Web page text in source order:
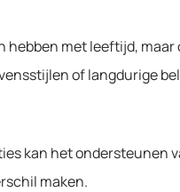
hebben met leeftijd, maar
of langdurige
kan het ondersteunen
maken.